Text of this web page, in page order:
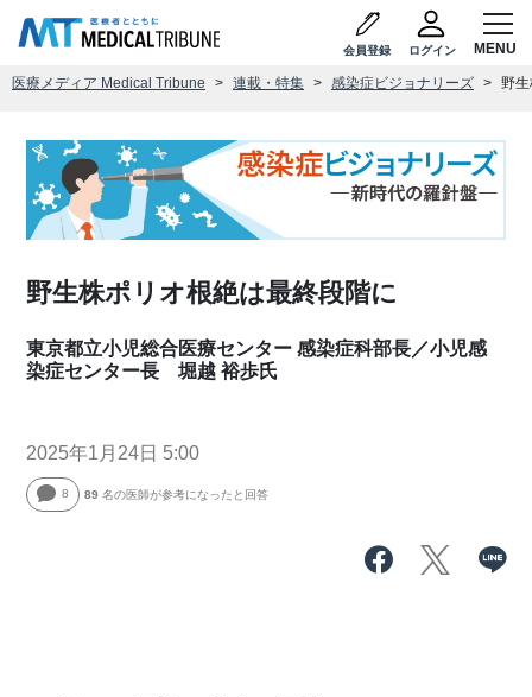
会員登録 ログイン
医療メディア Medical Tribune 連載・特集 感染症ビジョナリーズ 野
野生株ポリオ根絶は最終段階に
東京都立小児総合医療センター 感染症科部長／小児感
染症センター長 堀越 裕歩氏
2025年1月24日 5:00
8 89 名の医師が参考になったと回答